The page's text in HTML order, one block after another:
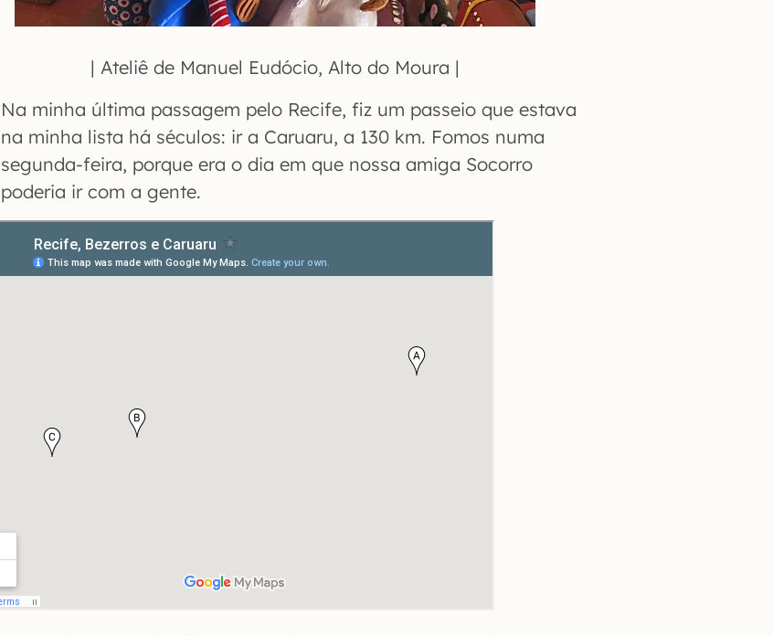
| Ateliê de Manuel Eudócio, Alto do Moura |
Na minha última passagem pelo Recife, fiz um passeio que estava
na minha lista há séculos: ir a Caruaru, a 130 km. Fomos numa
segunda-feira, porque era o dia em que nossa amiga Socorro
poderia ir com a gente.